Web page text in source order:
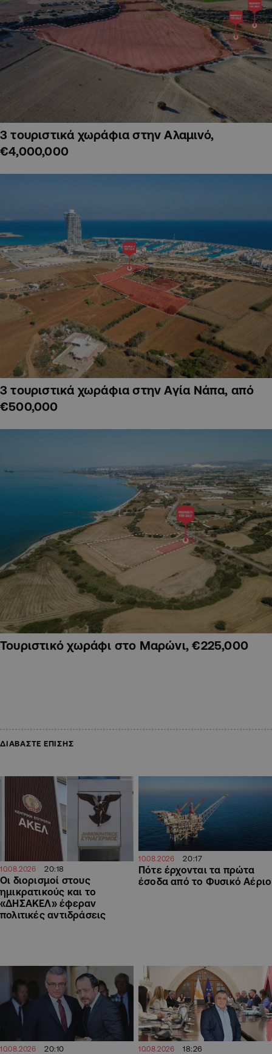
3 τουριστικά χωράφια στην Αλαμινό,
€4,000,000
3 τουριστικά χωράφια στην Αγία Νάπα, από
€500,000
Τουριστικό χωράφι στο Μαρώνι, €225,000
ΔΙΑΒΑΣΤΕ ΕΠΙΣΗΣ
10.08.2026 20:18
Οι διορισμοί στους
ημικρατικούς και το
«ΔΗΣΑΚΕΛ» έφεραν
πολιτικές αντιδράσεις
10.08.2026 20:17
Πότε έρχονται τα πρώτα
έσοδα από το Φυσικό Αέριο
10.08.2026 20:10 10.08.2026 18:26